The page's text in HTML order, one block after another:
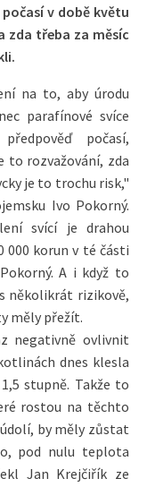
v době květu
zda třeba za měsíc
na to, aby úrodu
parafínové svíce
počasí,
to rozvažování, zda
je to trochu risk,"
Ivo Pokorný.
svící je drahou
000 korun v té části
A i když to
několikrát rizikově,
měly přežít.
negativně ovlivnit
dnes klesla
stupně. Takže to
rostou na těchto
by měly zůstat
pod nulu teplota
Jan Krejčiřík ze